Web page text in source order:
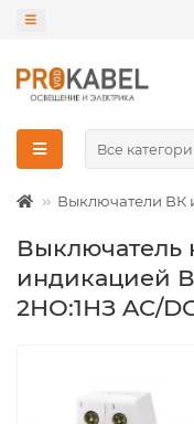
Все
Выключатели ВК
Выключатель
индикацией
2НО:1НЗ AC/